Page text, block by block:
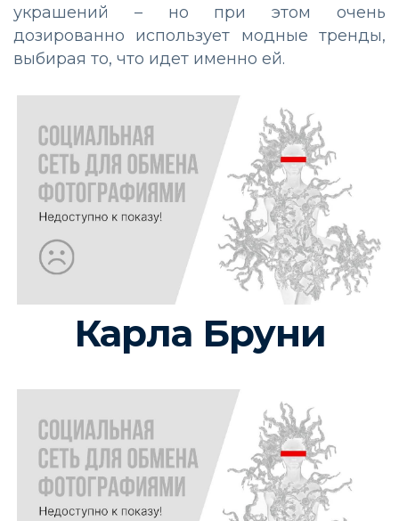
украшений – но при этом очень
дозированно использует модные тренды,
выбирая то, что идет именно ей.
Карла Бруни